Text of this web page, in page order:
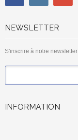
NEWSLETTER
S'inscrire à notre newsletter
INFORMATION